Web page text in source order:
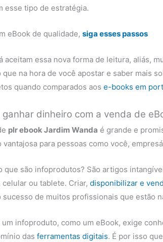
esse tipo de estratégia.
eBook de qualidade, siga esses passos
aceitam essa nova forma de leitura, aliás,
que na hora de você apostar e saber mais
quando comparados aos e-books em
ganhar dinheiro com a venda de
plr ebook Jardim Wanda é grande e
vantajosa para pessoas como você,
que são infoprodutos? São artigos
celular ou tablete. Criar, disponibilizar e
sucesso de muitos profissionais que estão
um infoproduto, como um eBook, exige
das ferramentas digitais. É por isso